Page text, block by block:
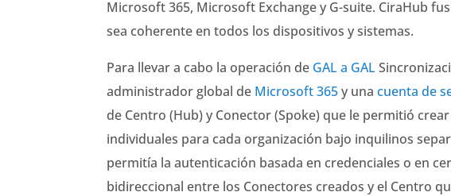
Microsoft 365, Microsoft Exchange y G-suite. CiraHub
sea coherente en todos los dispositivos y sistemas.
Para llevar a cabo la operación de GAL a GAL
administrador global de Microsoft 365y unacuenta de
de Centro (Hub) y Conector (Spoke) que le permitió
individuales para cada organización bajo inquilinos
permitía la autenticación basada en credenciales o en
bidireccional entre los Conectores creados y el Centro